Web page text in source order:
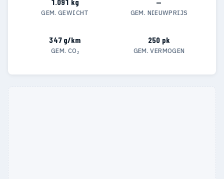
GEM. GEWICHT GEM. NIEUWPRIJS
347 g/km
GEM. CO₂
250 pk
GEM. VERMOGEN